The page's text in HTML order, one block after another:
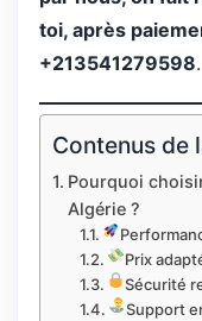
toi, après
+213541279598.
Contenus de
Pourquoi
Algérie ?
Prix
Sécurité
Support